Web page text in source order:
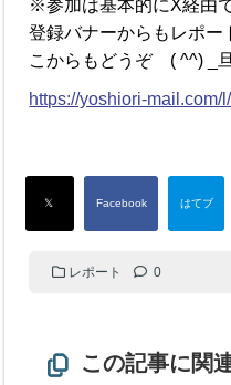
※参加は基本的にX経由
登録バナーからもレポー
こからもどうぞ ( ^^) _
https://yoshiori-mail.com/
レポート 0
この記事に関